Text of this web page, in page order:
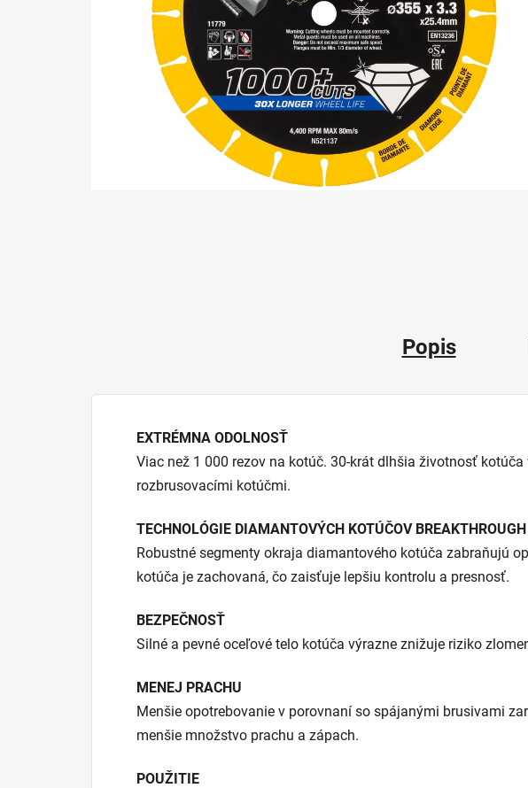
Popis
EXTRÉMNA ODOLNOSŤ
Viac než 1 000 rezov na kotúč. 30-krát dlhšia životnosť
rozbrusovacími kotúčmi.
TECHNOLÓGIE DIAMANTOVÝCH KOTÚČOV BREAKTHROUGH
Robustné segmenty okraja diamantového kotúča zabraňujú
kotúča je zachovaná, čo zaisťuje lepšiu kontrolu a presnosť.
BEZPEČNOSŤ
Silné a pevné oceľové telo kotúča výrazne znižuje riziko
MENEJ PRACHU
Menšie opotrebovanie v porovnaní so spájanými brusivami
menšie množstvo prachu a zápach.
POUŽITIE